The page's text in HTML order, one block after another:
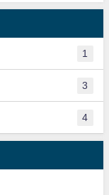
1
3
4